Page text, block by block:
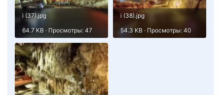
i (37).jpg
64.7 KB · Просмотры: 47
i (38).jpg
54.3 KB · Просмотры: 40